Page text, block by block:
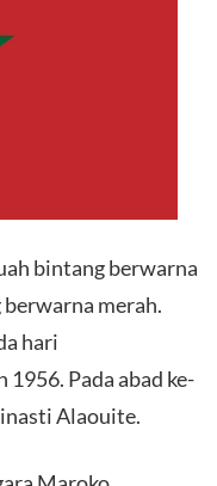
bintang berwarna
merah.
hari
Pada abad ke-
Alaouite.